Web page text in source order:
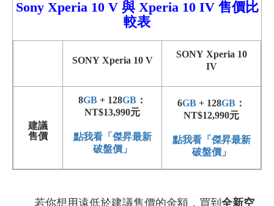
Sony Xperia 10 V 與 Xperia 10 IV 售價比
較表
SONY Xperia 10 V
SONY Xperia 10
IV
建議
售價
8GB + 128GB ：
NT$13,990元
點我看「傑昇最新
破盤價」
6GB + 128GB ：
NT$12,990元
點我看「傑昇最新
破盤價」
若你想用遠低於建議售價的金額，買到 全新空